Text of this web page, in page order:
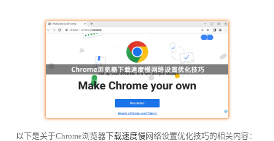
以下是关于Chrome浏览器下载速度慢 网络设置优化技巧的相关内容：